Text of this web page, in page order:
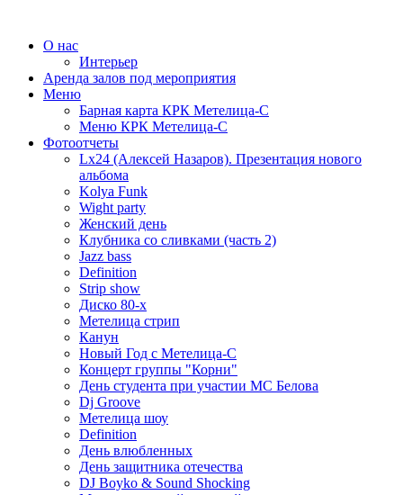
О нас
Интерьер
Аренда залов под мероприятия
Меню
Барная карта КРК Метелица-С
Меню КРК Метелица-С
Фотоотчеты
Lx24 (Алексей Назаров). Презентация нового
альбома
Kolya Funk
Wight party
Женский день
Клубника со сливками (часть 2)
Jazz bass
Definition
Strip show
Диско 80-х
Метелица стрип
Канун
Новый Год с Метелица-С
Концерт группы "Корни"
День студента при участии МС Белова
Dj Groove
Метелица шоу
Definition
День влюбленных
День защитника отечества
DJ Boyko & Sound Shocking